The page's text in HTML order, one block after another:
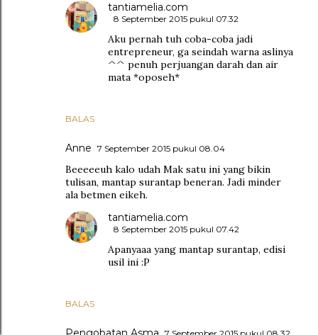
BALAS
tantiamelia.com
8 September 2015 pukul 07.32
Aku pernah tuh coba-coba jadi
entrepreneur, ga seindah warna aslinya
^^ penuh perjuangan darah dan air
mata *oposeh*
Anne 7 September 2015 pukul 08.04
Beeeeeuh kalo udah Mak satu ini yang bikin
tulisan, mantap surantap beneran. Jadi minder
ala betmen eikeh.
BALAS
tantiamelia.com
8 September 2015 pukul 07.42
Apanyaaa yang mantap surantap, edisi
usil ini :P